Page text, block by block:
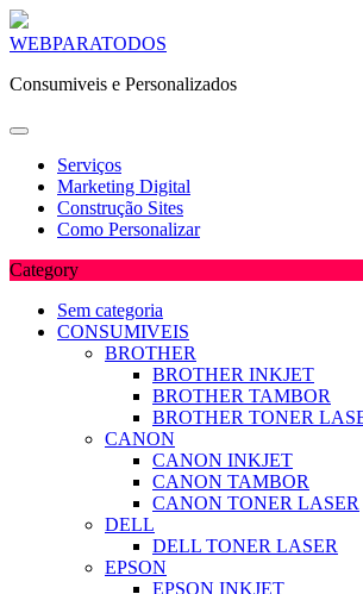
Skip
content
WEBPARATODOS
Consumiveis e Personalizados
Serviços
Marketing Digital
Construção Sites
Como Personalizar
Category
Sem categoria
CONSUMIVEIS
BROTHER
BROTHER INKJET
BROTHER TAMBOR
BROTHER TONER
CANON
CANON INKJET
CANON TAMBOR
CANON TONER LASER
DELL
DELL TONER LASER
EPSON
EPSON INKJET